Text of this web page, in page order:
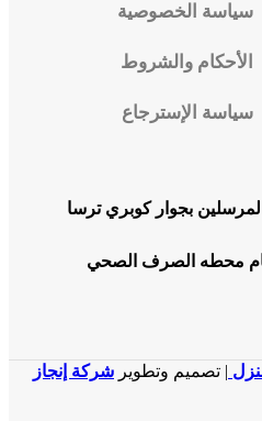
سياسة الخصوصية
الأحكام والشروط
سياسة الإسترجاع
بجوار كوبري ترسا
محطه الصرف الصحي
| تصميم وتطوير شركة إنجاز